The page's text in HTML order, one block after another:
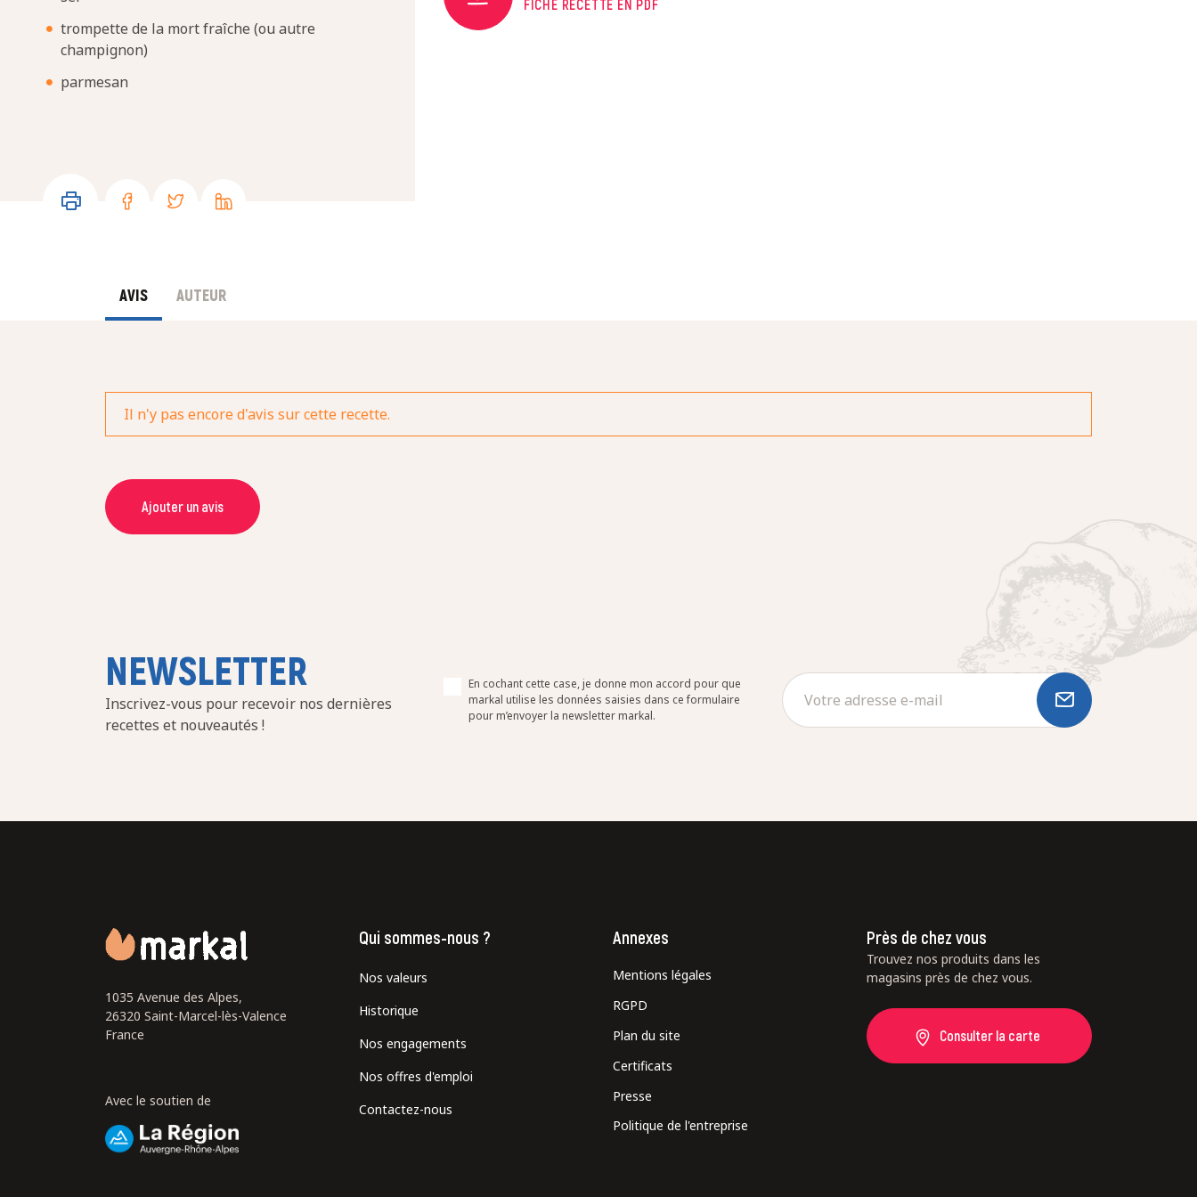
trompette de la mort fraîche (ou autre
champignon)
parmesan
FICHE RECETTE EN PDF
AVIS AUTEUR
Il n'y pas encore d'avis sur cette recette.
Ajouter un avis
NOM *
COMMENTAIRE *
En cochant cette case, je donne mon accord pour que markal utilise les données saisies dans ce formulaire pour traiter et afficher le nom saisi, la note et le
NEWSLETTER
Inscrivez-vous pour recevoir nos dernières
recettes et nouveautés !
En cochant cette case, je donne mon accord pour que
markal utilise les données saisies dans ce formulaire
pour m’envoyer la newsletter markal.
1035 Avenue des Alpes,
26320 Saint-Marcel-lès-Valence
France
Avec le soutien de
Qui sommes-nous ?
Nos valeurs
Historique
Nos engagements
Nos offres d'emploi
Contactez-nous
Annexes
Mentions légales
RGPD
Plan du site
Certificats
Presse
Politique de l'entreprise
Près de chez vous
Trouvez nos produits dans les
magasins près de chez vous.
Consulter la carte